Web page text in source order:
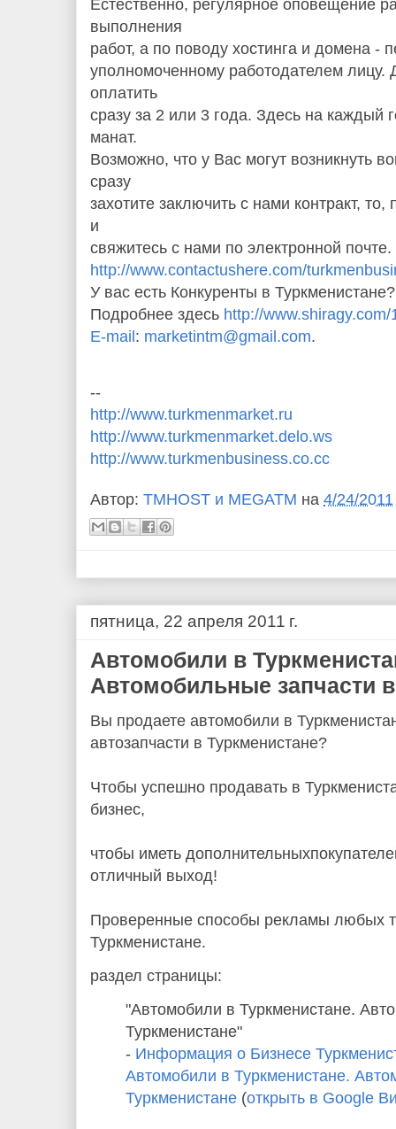
Естественно, регулярное оповещение
выполнения
работ, а по поводу хостинга и домена -
уполномоченному работодателем лицу.
оплатить
сразу за 2 или 3 года. Здесь на каждый
манат.
Возможно, что у Вас могут возникнуть
сразу
захотите заключить с нами контракт,
и
свяжитесь с нами по электронной почте.
http://www.contactushere.com/
У вас есть Конкуренты в
Подробнее здесь http://
E-mail: marketintm@gmail.com.
--
http://www.turkmenmarket.ru
http://www.turkmenmarket.delo.ws
http://www.turkmenbusiness.co.cc
Автор: TMHOST и MEGATM на 4/24/2011
пятница, 22 апреля 2011 г.
Автомобили в
Автомобильные запчасти
Вы продаете автомобили в
автозапчасти в Туркменистане?
Чтобы успешно продавать в
бизнес,
чтобы иметь
отличный выход!
Проверенные способы рекламы любых
Туркменистане.
раздел страницы:
"Автомобили в Туркменистане.
Туркменистане"
- Информация о Бизнесе
Автомобили в Туркменистане.
Туркменистане (открыть в Google